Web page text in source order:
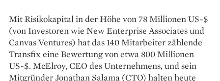
Mit Risikokapital in der Höhe von 78 Millionen US-$
(von Investoren wie New Enterprise Associates und
Canvas Ventures) hat das 140 Mitarbeiter zählende
Transfix eine Bewertung von etwa 800 Millionen
US-$. McElroy, CEO des Unternehmens, und sein
Mitgründer Jonathan Salama (CTO) halten heute